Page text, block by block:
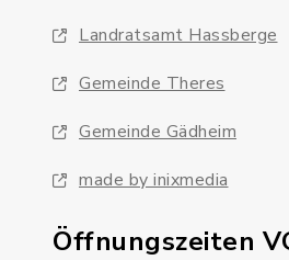
Landratsamt Hassberge
Gemeinde Theres
Gemeinde Gädheim
made by inixmedia
Öffnungszeiten